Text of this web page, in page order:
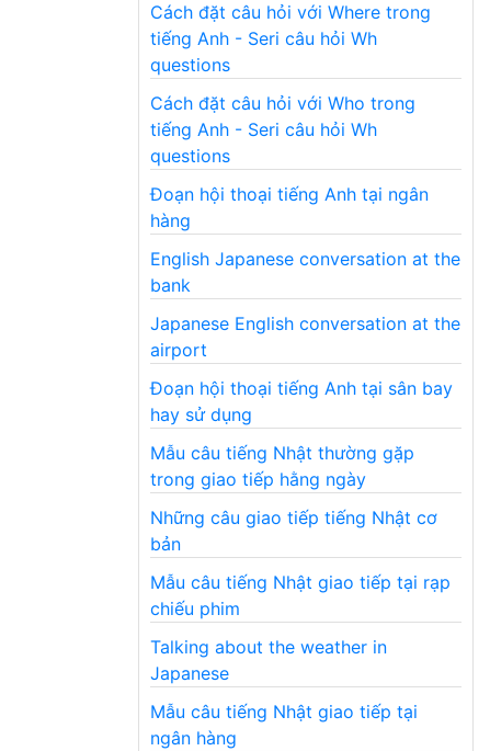
Cách đặt câu hỏi với Where trong
tiếng Anh - Seri câu hỏi Wh
questions
Cách đặt câu hỏi với Who trong
tiếng Anh - Seri câu hỏi Wh
questions
Đoạn hội thoại tiếng Anh tại ngân
hàng
English Japanese conversation at the
bank
Japanese English conversation at the
airport
Đoạn hội thoại tiếng Anh tại sân bay
hay sử dụng
Mẫu câu tiếng Nhật thường gặp
trong giao tiếp hằng ngày
Những câu giao tiếp tiếng Nhật cơ
bản
Mẫu câu tiếng Nhật giao tiếp tại rạp
chiếu phim
Talking about the weather in
Japanese
Mẫu câu tiếng Nhật giao tiếp tại
ngân hàng